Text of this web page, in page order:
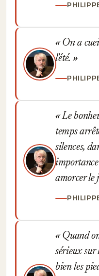
On a
l'été.
Le
temps
silences,
amorcer le
Quand
sérieux sur
bien les